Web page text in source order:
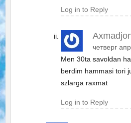
Log in to Reply
четверг
Men 30ta savoldan
berdim hammasi tori
szlarga raxmat
Log in to Reply